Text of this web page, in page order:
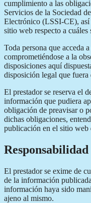
cumplimiento a las
Servicios de la Sociedad
Electrónico (LSSI-CE), así
sitio web respecto a
Toda persona que acceda
comprometiéndose a la
disposiciones aquí
disposición legal que fuera
El prestador se reserva el
información que pudiera
obligación de preavisar o
dichas obligaciones,
publicación en el sitio web
Responsabilidad
El prestador se exime de
de la información
información haya sido
ajeno al mismo.